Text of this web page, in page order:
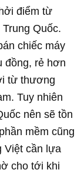
điểm từ
Quốc.
chiếc máy
đồng, rẻ hơn
từ thương
Tuy nhiên
nên sẽ tồn
mềm cũng
Việt cần lựa
cho tới khi